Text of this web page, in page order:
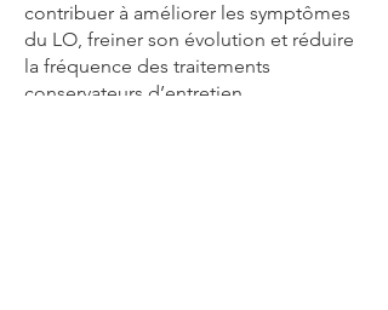
contribuer à améliorer les symptômes
du LO, freiner son évolution et réduire
la fréquence des traitements
conservateurs d’entretien.